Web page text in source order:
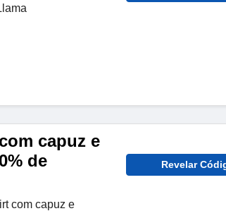
capuz e
de
com capuz e
Revelar